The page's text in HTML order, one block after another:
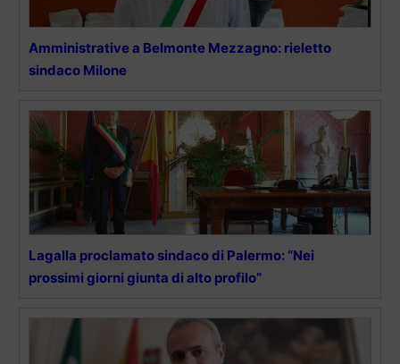
Amministrative a Belmonte Mezzagno: rieletto
sindaco Milone
Lagalla proclamato sindaco di Palermo: “Nei
prossimi giorni giunta di alto profilo”